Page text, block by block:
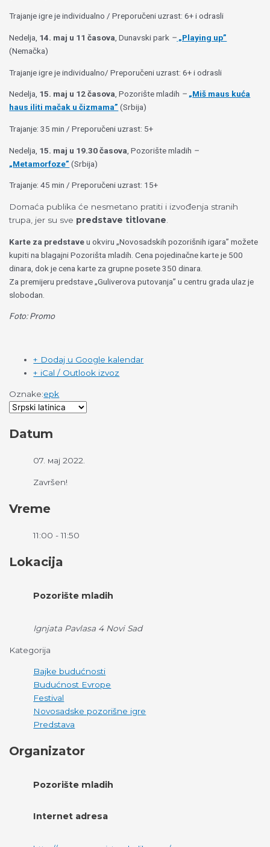
Trajanje igre je individualno / Preporučeni uzrast: 6+ i odrasli
Nedelja, 14. maj u 11 časova , Dunavski park – „Playing up”
(Nemačka)
Trajanje igre je individualno/ Preporučeni uzrast: 6+ i odrasli
Nedelja, 15. maj u 12 časova, Pozorište mladih – „Miš maus kuća
haus iliti mačak u čizmama” (Srbija)
Trajanje: 35 min / Preporučeni uzrast: 5+
Nedelja, 15. maj u 19.30 časova , Pozorište mladih –
„Metamorfoze” (Srbija)
Trajanje: 45 min / Preporučeni uzrast: 15+
Domaća publika će nesmetano pratiti i izvođenja stranih
trupa, jer su sve predstave titlovane
Karte za predstaveu okviru „Novosadskih pozorišnih igara” možete
kupiti na blagajni Pozorišta mladih. Cena pojedinačne karte je 500
dinara, dok je cena karte za grupne posete 350 dinara.
Za premijeru predstave „Guliverova putovanja” u centru grada ulaz je
slobodan.
Foto: Promo
+ Dodaj u Google kalendar
+ iCal / Outlook izvoz
Oznake:epk
Datum
07. мај 2022.
Završen!
Vreme
11:00 - 11:50
Lokacija
Pozorište mladih
Ignjata Pavlasa 4 Novi Sad
Kategorija
Bajke budućnosti
Budućnost Evrope
Festival
Novosadske pozorišne igre
Predstava
Organizator
Pozorište mladih
Internet adresa